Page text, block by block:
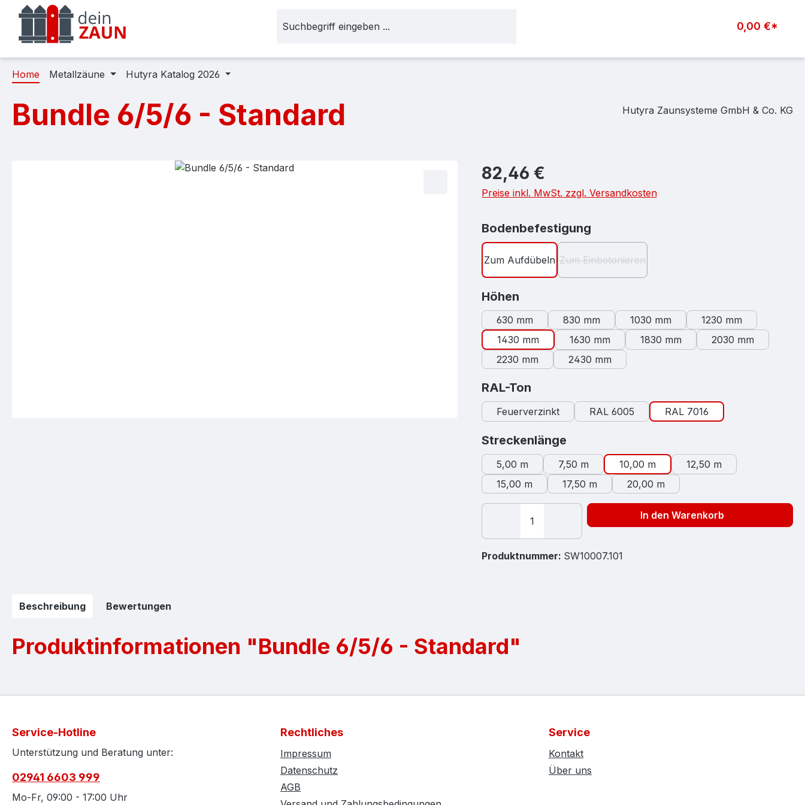
Hauptinhalt springen
Zur Suche springen
Zur Hauptnavigation springen
0,00 €*
Home Metallzäune Hutyra Katalog 2026
Bundle 6/5/6 - Standard Hutyra Zaunsysteme GmbH & Co. KG
Regulärer Preis:
82,46 €
Preise inkl. MwSt. zzgl. Versandkosten
Bodenbefestigung
Zum Aufdübeln Zum Einbetonieren
(Diese Option ist zurzeit nicht verfügbar.)
Höhen
630 mm 830 mm 1030 mm
1230 mm
1430 mm
1630 mm 1830 mm
2030 mm
2230 mm
2430 mm
RAL-Ton
Feuerverzinkt RAL 6005 RAL 7016
Streckenlänge
5,00 m 7,50 m 10,00 m
12,50 m
15,00 m
17,50 m 20,00 m
In den Warenkorb
Produktnummer: SW10007.101
Beschreibung Bewertungen
Produktinformationen "Bundle 6/5/6 - Standard"
Service-Hotline
Unterstützung und Beratung unter:
02941 6603 999
Mo-Fr, 09:00 - 17:00 Uhr
Rechtliches
Impressum
Datenschutz
AGB
Service
Kontakt
Über uns